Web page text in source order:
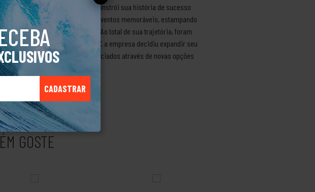
CADASTRAR
a marcaDesde 1993 a Freeday constrói sua história de sucesso
participando e organizando eventos memoráveis, estampando
vida de milhares de brasileiros.Ao total de sua trajetória, foram
e classes sociais.Em 2017, a empresa decidiu expandir seu
oferecendo produtos diferenciados através de novas opções
GOSTE